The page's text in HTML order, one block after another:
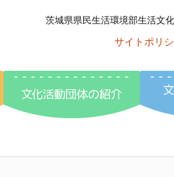
いばらき文
茨城県県民生活環境部生活文
サイトポリ
文化施設の紹介 文化活